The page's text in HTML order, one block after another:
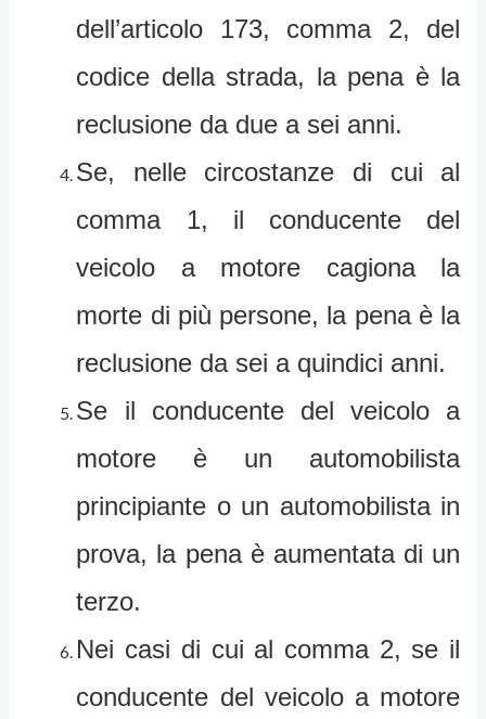
dell’articolo 173, comma 2, del
codice della strada, la pena è la
reclusione da due a sei anni.
Se, nelle circostanze di cui al
comma 1, il conducente del
veicolo a motore cagiona la
morte di più persone, la pena è la
reclusione da sei a quindici anni.
Se il conducente del veicolo a
motore è un automobilista
principiante o un automobilista in
prova, la pena è aumentata di un
terzo.
Nei casi di cui al comma 2, se il
conducente del veicolo a motore